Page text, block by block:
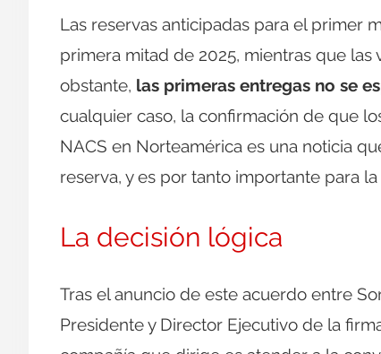
Las reservas anticipadas para el primer
primera mitad de 2025, mientras que las
obstante, las primeras entregas no se
cualquier caso, la confirmación de que
NACS en Norteamérica es una noticia
reserva, y es por tanto importante para
La decisión lógica
Tras el anuncio de este acuerdo entre
Presidente y Director Ejecutivo de la